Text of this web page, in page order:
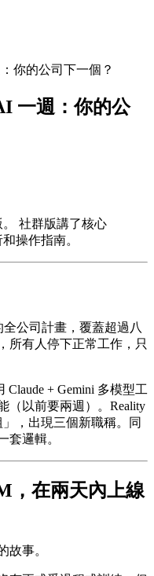
你的公司下一個？
一週：你的公
社群版講了核心
操作指南。
公司計畫，覆蓋超過八
所有人停下正常工作，只
Claude + Gemini 多模型工
（以前要兩週）。Reality
，出現三個新職稱。同
套邏輯。
，在兩天內上線
故事。